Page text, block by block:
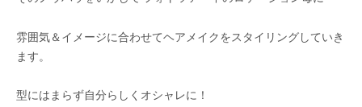
雰囲気＆イメージに合わせてヘアメイクをスタイリングしていき
ます。
型にはまらず自分らしくオシャレに！